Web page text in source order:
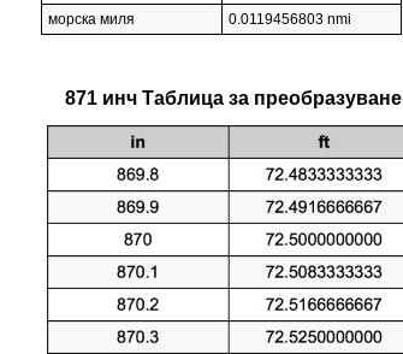
морска миля
0.0119456803 nmi
871 инч Таблица за преобразуване